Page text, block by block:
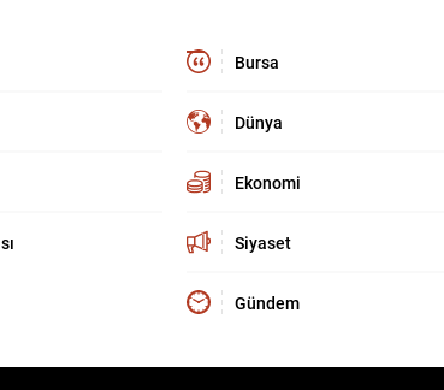
Bursa
Dünya
Ekonomi
Siyaset
Gündem